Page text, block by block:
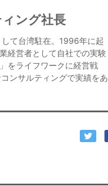
ング社長
て台湾駐在。1996年に起
経営者として自社での実験
をライフワークに経営戦
ンサルティングで実績をあ